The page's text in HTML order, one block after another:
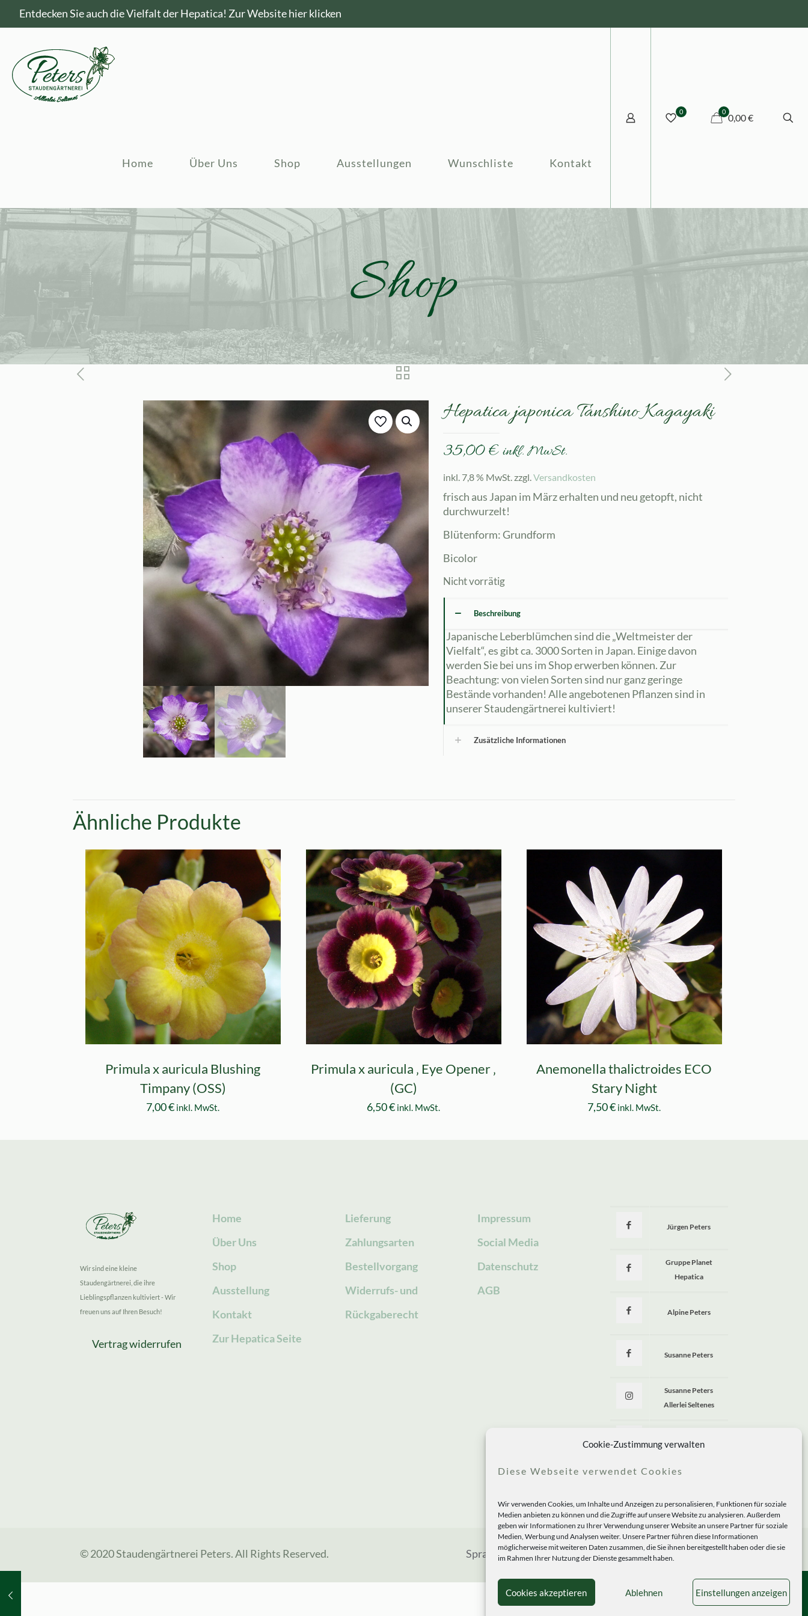
Cookie-Zustimmung verwalten
Diese Webseite verwendet Cookies
Wir verwenden Cookies, um Inhalte und Anzeigen zu personalisieren, Funktionen für soziale
Medien anbieten zu können und die Zugriffe auf unsere Website zu analysieren. Außerdem
geben wir Informationen zu Ihrer Verwendung unserer Website an unsere Partner für soziale
Medien, Werbung und Analysen weiter. Unsere Partner führen diese Informationen
möglicherweise mit weiteren Daten zusammen, die Sie ihnen bereitgestellt haben oder die sie
im Rahmen Ihrer Nutzung der Dienste gesammelt haben.
Cookies akzeptieren Ablehnen Einstellungen anzeigen
Entdecken Sie auch die Vielfalt der Hepatica! Zur Website hier klicken
Home Über Uns Shop Ausstellungen Wunschliste Kontakt
0 0
0,00 €
Shop
Hepatica japonica Tanshino Kagayaki
35,00€ inkl. MwSt.
inkl. 7,8 % MwSt.zzgl.Versandkosten
frisch aus Japan im März erhalten und neu getopft, nicht
durchwurzelt!
Blütenform: Grundform
Bicolor
Nicht vorrätig
Beschreibung
Japanische Leberblümchen sind die „Weltmeister der
Vielfalt“, es gibt ca. 3000 Sorten in Japan. Einige davon
werden Sie bei uns im Shop erwerben können. Zur
Beachtung: von vielen Sorten sind nur ganz geringe
Bestände vorhanden! Alle angebotenen Pflanzen sind in
unserer Staudengärtnerei kultiviert!
Zusätzliche Informationen
Ähnliche Produkte
Primula x auricula Blushing
Timpany (OSS)
7,00€ inkl. MwSt.
Primula x auricula ‚ Eye Opener ‚
(GC)
6,50€ inkl. MwSt.
Anemonella thalictroides ECO
Stary Night
7,50€ inkl. MwSt.
Wir sind eine kleine
Staudengärtnerei, die ihre
Lieblingspflanzen kultiviert - Wir
freuen uns auf Ihren Besuch!
Vertrag widerrufen
Home
Über Uns
Shop
Ausstellung
Kontakt
Zur Hepatica Seite
Lieferung
Zahlungsarten
Bestellvorgang
Widerrufs- und
Rückgaberecht
Impressum
Social Media
Datenschutz
AGB
Jürgen Peters
Gruppe Planet
Hepatica
Alpine Peters
Susanne Peters
Susanne Peters
Allerlei Seltenes
Allerlei Seltenes
© 2020 Staudengärtnerei Peters. All Rights Reserved. Sprachen